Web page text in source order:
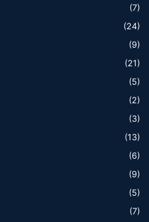
(7)
(24)
(9)
(21)
(5)
(2)
(3)
(13)
(6)
(9)
(5)
(7)